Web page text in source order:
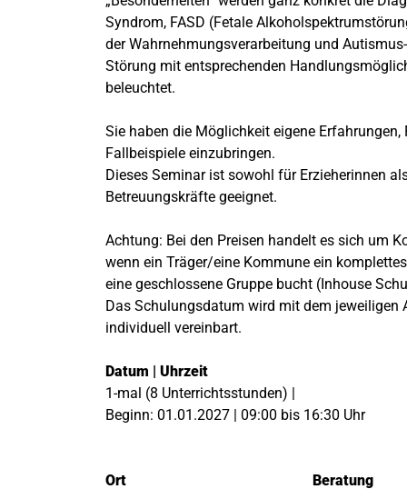
Syndrom, FASD (Fetale
der Wahrnehmungsverarbeitung und
Störung mit entsprechenden
beleuchtet.
Sie haben die Möglichkeit eigene Erfahrungen,
Fallbeispiele einzubringen.
Dieses Seminar ist sowohl für Erzieherinnen
Betreuungskräfte geeignet.
Achtung: Bei den Preisen handelt es sich um
wenn ein Träger/eine Kommune ein
eine geschlossene Gruppe bucht (Inhouse
Das Schulungsdatum wird mit dem jeweiligen
individuell vereinbart.
Datum | Uhrzeit
1-mal (8 Unterrichtsstunden) |
Beginn: 01.01.2027 | 09:00 bis 16:30 Uhr
Ort
Beratung